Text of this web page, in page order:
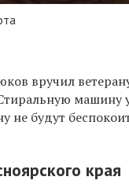
вручил
машину
не будут
края